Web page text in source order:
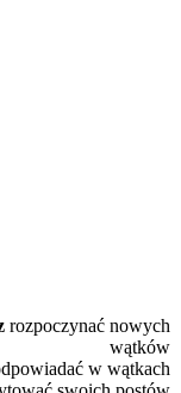
rozpoczynać nowych
wątków
w wątkach